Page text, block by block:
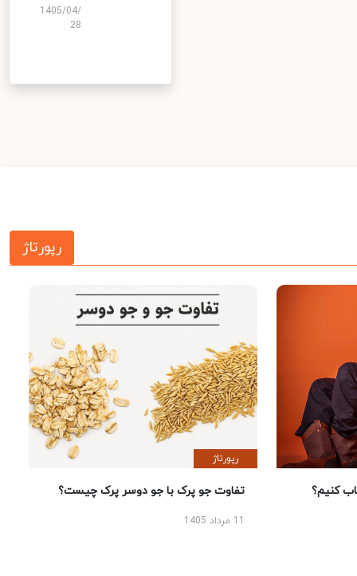
1405/04/
28
رپورتاژ
کنیم؟
رپورتاژ
تفاوت جو پرک با جو دوسر پرک چیست؟